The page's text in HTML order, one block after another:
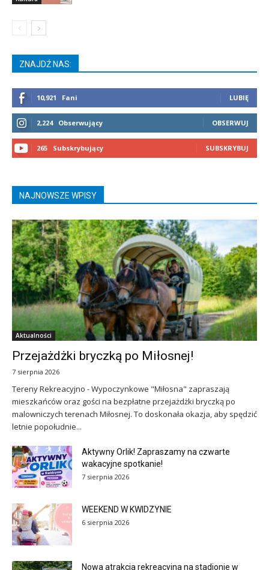
ZNAJDŹ NAS:
10,921 Fani LUBIĘ
2,224 Obserwujący OBSERWUJ
265 Subskrybujący SUBSKRYBUJ
NAJNOWSZE WPISY
Aktualności
Przejażdżki bryczką po Miłosnej!
7 sierpnia 2026
Tereny Rekreacyjno - Wypoczynkowe "Miłosna" zapraszają
mieszkańców oraz gości na bezpłatne przejażdżki bryczką po
malowniczych terenach Miłosnej. To doskonała okazja, aby spędzić
letnie popołudnie...
Aktywny Orlik! Zapraszamy na czwarte
wakacyjne spotkanie!
7 sierpnia 2026
WEEKEND W KWIDZYNIE
6 sierpnia 2026
Nowa atrakcja rekreacyjna na stadionie w